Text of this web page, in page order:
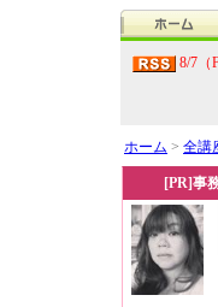
8/7（
ホーム > 全講
[PR]事